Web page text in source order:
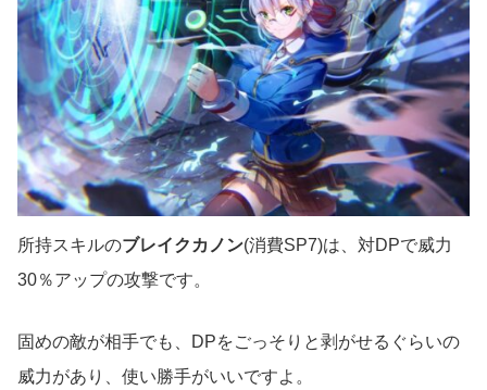
所持スキルのブレイクカノン(消費SP7)は、対DPで威力
30％アップの攻撃です。
固めの敵が相手でも、DPをごっそりと剥がせるぐらいの
威力があり、使い勝手がいいですよ。